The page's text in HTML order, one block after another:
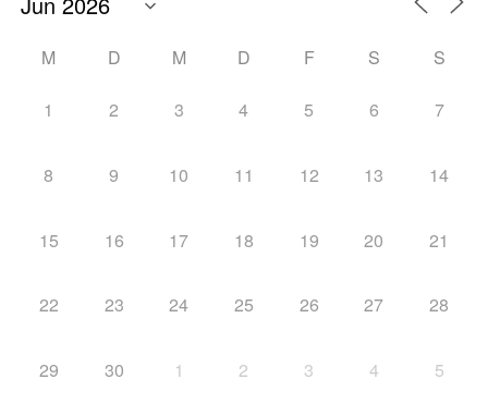
M D M D F S S
1 2 3 4 5 6 7
8 9 10 11 12 13 14
15 16 17 18 19 20 21
22 23 24 25 26 27 28
29 30 1 2 3 4 5